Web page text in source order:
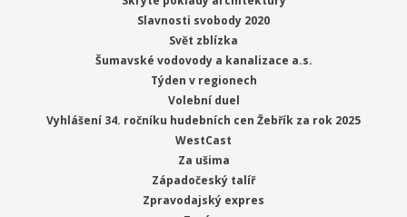
Slavnosti svobody 2020
Svět zblízka
Šumavské vodovody a kanalizace a.s.
Týden v regionech
Volební duel
Vyhlášení 34. ročníku hudebních cen Žebřík za rok 2025
WestCast
Za ušima
Západočeský talíř
Zpravodajský expres